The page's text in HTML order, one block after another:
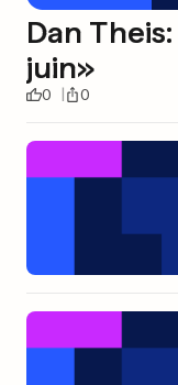
Dan
juin»
0 0